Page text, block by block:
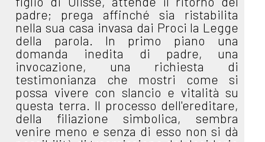
padre; prega affinché sia ristabilita
nella sua casa invasa dai Proci la Legge
della parola. In primo piano una
domanda inedita di padre, una
invocazione, una richiesta di
testimonianza che mostri come si
possa vivere con slancio e vitalità su
questa terra. Il processo dell'ereditare,
della filiazione simbolica, sembra
venire meno e senza di esso non si dà